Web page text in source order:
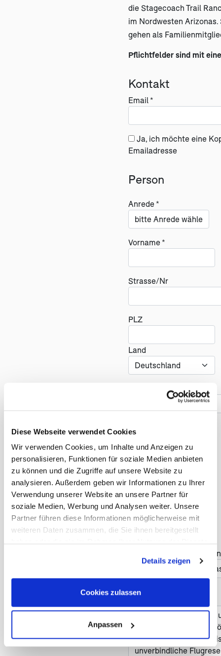
Diese Webseite verwendet Cookies
Wir verwenden Cookies, um Inhalte und Anzeigen zu
personalisieren, Funktionen für soziale Medien anbieten
zu können und die Zugriffe auf unsere Website zu
analysieren. Außerdem geben wir Informationen zu Ihrer
Verwendung unserer Website an unsere Partner für
soziale Medien, Werbung und Analysen weiter. Unsere
Partner führen diese Informationen möglicherweise mit
weiteren Daten zusammen, die Sie ihnen bereitgestellt
Cookies, wenn Sie unsere Webseite weiterhin nutzen.
Details zeigen
Cookies zulassen
Anpassen
die Stagecoach Trail
im Nordwesten
gehen als
Pflichtfelder sind mit
Kontakt
Email *
Ja, ich möchte eine
Emailadresse
Person
Anrede *
Vorname *
Strasse/Nr
PLZ
Land
Telefonnummer *
Reise
Anzahl der Reisenden *
Früheste Anreise *
Haben Sie